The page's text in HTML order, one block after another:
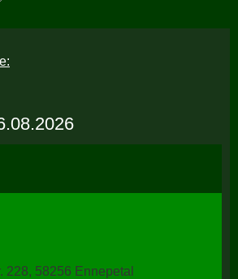
228, 58256 Ennepetal